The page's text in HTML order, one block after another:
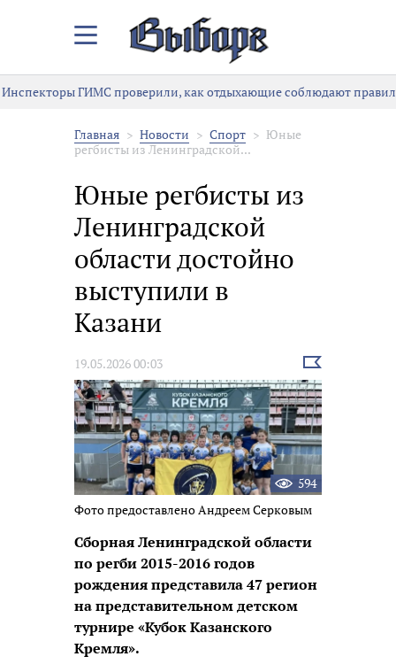
Закрыть/
меню
Инспекторы ГИМС проверили, как отдыхающие соблюдают
Главная Новости Спорт
Юные
регбисты из Ленинградской...
Юные регбисты из
Ленинградской
области достойно
выступили в
Казани
19.05.2026 00:03
Выбрать
новость
594
Фото предоставлено Андреем Серковым
Сборная Ленинградской области
по регби 2015-2016 годов
рождения представила 47 регион
на представительном детском
турнире «Кубок Казанского
Кремля».